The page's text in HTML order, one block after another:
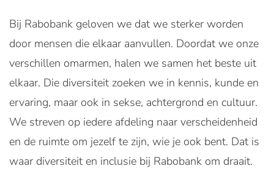
Bij Rabobank geloven we dat we sterker worden
door mensen die elkaar aanvullen. Doordat we onze
verschillen omarmen, halen we samen het beste uit
elkaar. Die diversiteit zoeken we in kennis, kunde en
ervaring, maar ook in sekse, achtergrond en cultuur.
We streven op iedere afdeling naar verscheidenheid
en de ruimte om jezelf te zijn, wie je ook bent. Dat is
waar diversiteit en inclusie bij Rabobank om draait.